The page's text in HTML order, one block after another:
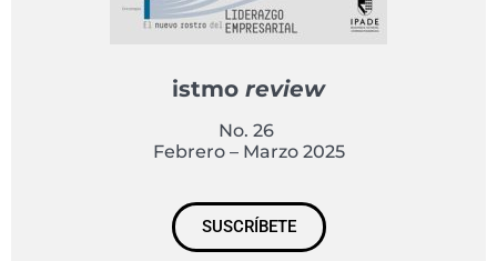
istmo review
No. 26
Febrero – Marzo 2025
SUSCRÍBETE